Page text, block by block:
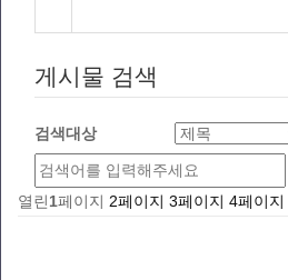
게시물 검색
검색대상
열린1페이지 2페이지 3페이지 4페이지